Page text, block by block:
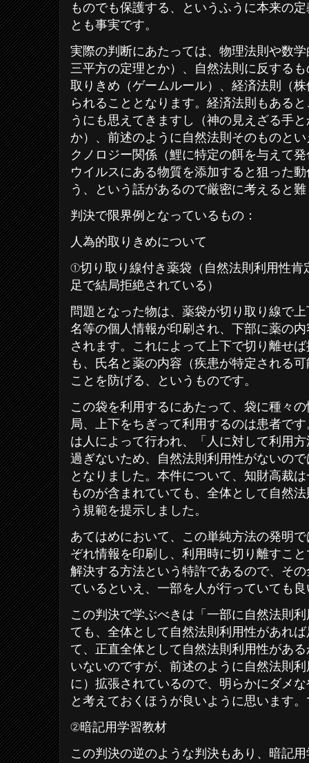
ものでも保護する、というふうに本来の
とも事実です。
実際の判断にあたっては、物理法則や数
三平方の定理とか）、自然法則に反する
取りきめ（ゲームルール）、経済法則（
られることとなります。経済法則もある
うにも思えてきますし（神の見えざる手
か）、前述のように自然法則そのものと
クノロジー関係（鯉に特定の餌を与えて
ウイルスにある物質を添加すると狙った
う、という話があるので厳密に考えると
判決で限界例となっているもの：
人為的取りきめについて
①切り取り線付き薬袋（自然法則利用性肯
足で結局拒絶されている）
問題となった物は、薬袋が切り取り線で
名等の個人情報が印刷され、下部に薬の
されます。これによって上下で切り離せ
も、氏名と薬の内容（疾患が特定される
ことを防げる、というものです。
この袋を利用するにあたって、袋に種々
局、上下をちぎって利用するのは患者で
は人によって行われ、「人に対して利用
過ぎないため、自然法則利用性がないの
となりました。本件について、知財高裁
ものが含まれていても、全体として自然
う規範を提示しました。
あてはめにおいて、この単純方法の発明
ぞれ情報を印刷し、利用時に切り離すこ
解決する方法という特許であるので、そ
ているといえ、一部を人が行っていても
この判決で学ぶべきは「一部に自然法則
ても、全体として自然法則利用性があれ
て、正直全体として自然法則利用性があ
いないのですが、前述のように自然法則
に）拡張されているので、明らかにダメ
と考えておくほうが良いように思います
②暗記用学習教材
この判決の逆のような判決もあり、暗記